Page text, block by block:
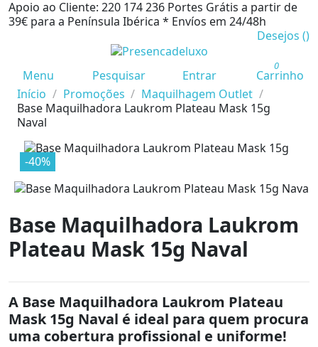
Apoio ao Cliente: 220 174 236 Portes Grátis a partir de
39€ para a Península Ibérica * Envíos em 24/48h
Desejos ()
Menu Pesquisar Entrar
0
Carrinho
Início
Promoções
Maquilhagem Outlet
Base Maquilhadora Laukrom Plateau Mask 15g
Naval
-40%
Base Maquilhadora Laukrom
Plateau Mask 15g Naval
A Base Maquilhadora Laukrom Plateau
Mask 15g Naval é ideal para quem procura
uma cobertura profissional e uniforme!